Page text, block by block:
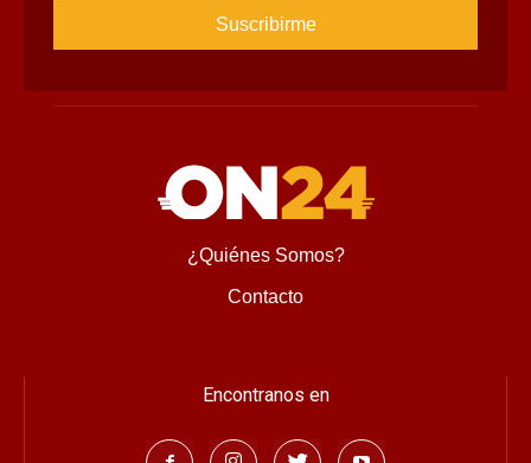
¿Quiénes Somos?
Contacto
Encontranos en